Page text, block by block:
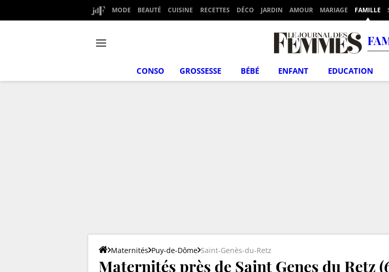
MODE BEAUTÉ CUISINE RECETTES DÉCO JARDIN AMOUR MARIAGE FAMILLE
CONSO GROSSESSE BÉBÉ ENFANT EDUCATION
Maternités Puy-de-Dôme Saint-Genès-du-Retz
Maternités près de Saint Genes du Retz